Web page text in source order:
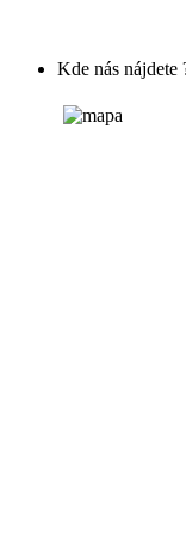
Kde nás nájdete